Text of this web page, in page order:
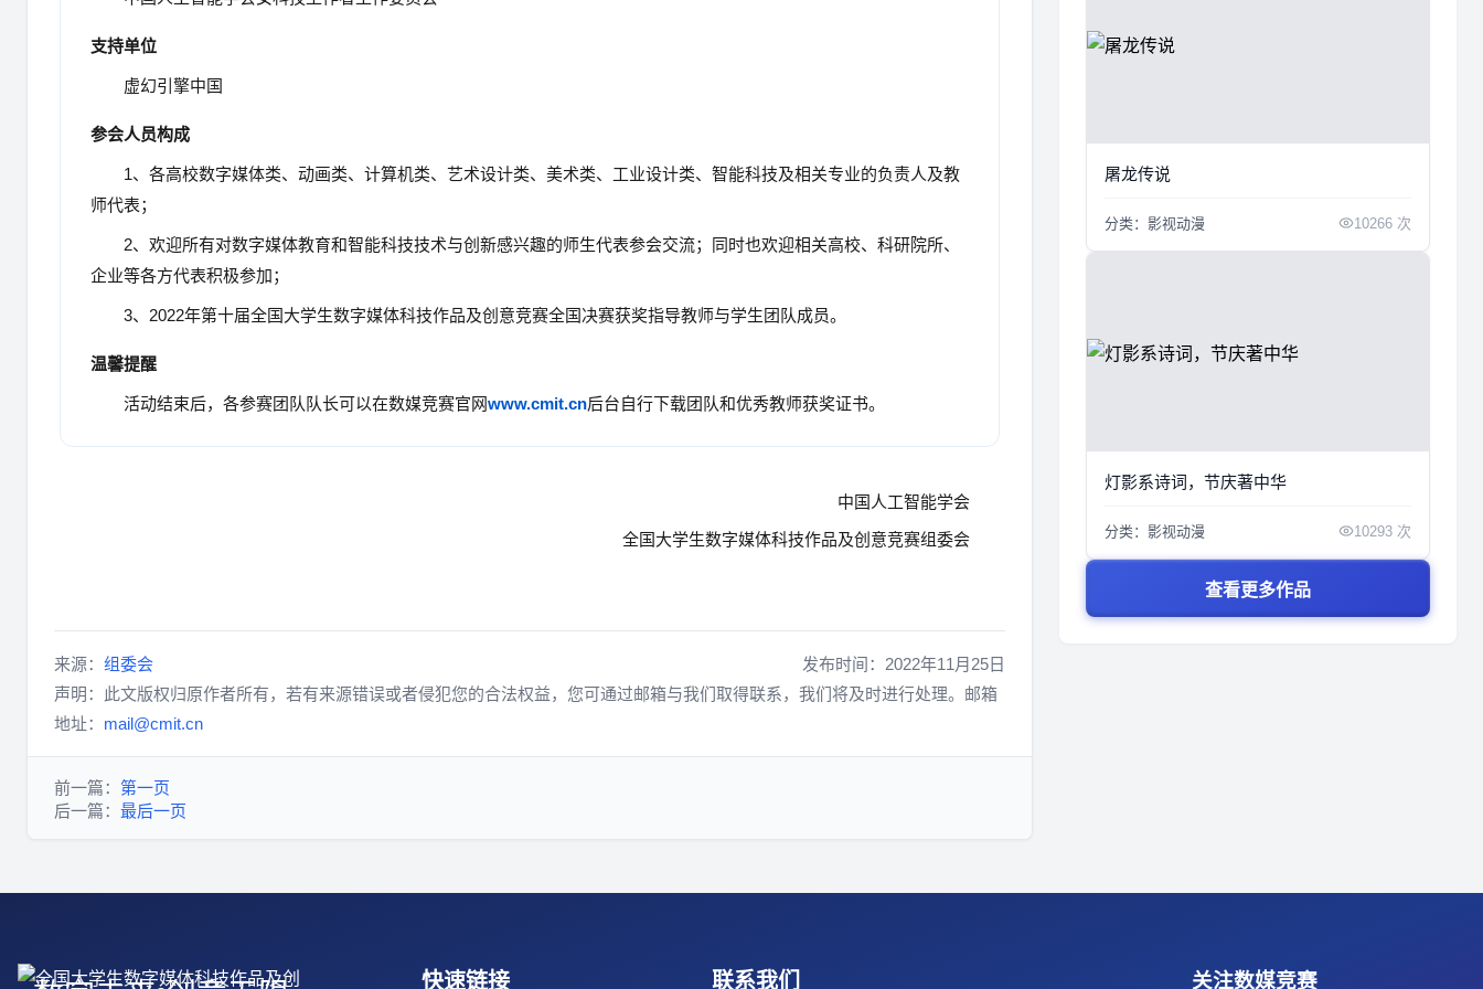
支持单位
虚幻引擎中国
参会人员构成
1、各高校数字媒体类、动画类、计算机类、艺术设计类、美术类、工业设计类、智能科技及相关专业的负责人及教
师代表；
2、欢迎所有对数字媒体教育和智能科技技术与创新感兴趣的师生代表参会交流；同时也欢迎相关高校、科研院所、
企业等各方代表积极参加；
3、2022年第十届全国大学生数字媒体科技作品及创意竞赛全国决赛获奖指导教师与学生团队成员。
温馨提醒
活动结束后，各参赛团队队长可以在数媒竞赛官网www.cmit.cn后台自行下载团队和优秀教师获奖证书。
中国人工智能学会
全国大学生数字媒体科技作品及创意竞赛组委会
来源： 组委会
发布时间：2022年11月25日
声明：此文版权归原作者所有，若有来源错误或者侵犯您的合法权益，您可通过邮箱与我们取得联系，我们将及时进行处理。邮箱
地址： mail@cmit.cn
前一篇： 第一页
后一篇： 最后一页
屠龙传说
分类：影视动漫 10266 次
灯影系诗词，节庆著中华
分类：影视动漫 10293 次
查看更多作品
快速链接 联系我们 关注数媒竞赛